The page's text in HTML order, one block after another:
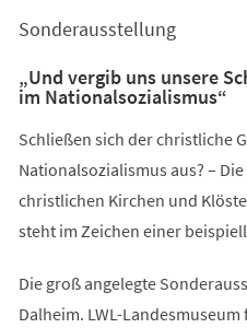
neuen
Sonderausstellung
„Und vergib uns unsere
im Nationalsozialismus“
Schließen sich der christliche
Nationalsozialismus aus? –
christlichen Kirchen und
steht im Zeichen einer
Die groß angelegte
Dalheim. LWL-